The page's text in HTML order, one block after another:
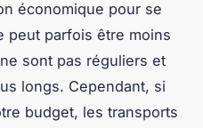
économique pour se
peut parfois être moins
sont pas réguliers et
longs. Cependant, si
budget, les transports